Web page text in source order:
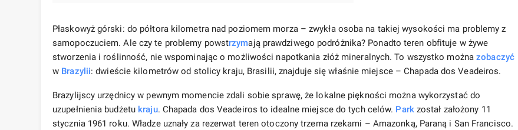
Płaskowyż górski: do półtora kilometra nad poziomem morza – zwykła osoba na takiej wysokości ma problemy z
samopoczuciem. Ale czy te problemy powstrzymają prawdziwego podróżnika? Ponadto teren obfituje w żywe
stworzenia i roślinność, nie wspominając o możliwości napotkania złóż mineralnych. To wszystko możnazobaczyć
w Brazylii: dwieście kilometrów od stolicy kraju, Brasilii, znajduje się właśnie miejsce – Chapada dos Veadeiros.
Brazylijscy urzędnicy w pewnym momencie zdali sobie sprawę, że lokalne piękności można wykorzystać do
uzupełnienia budżetu kraju. Chapada dos Veadeiros to idealne miejsce do tych celów. Parkzostał założony 11
stycznia 1961 roku. Władze uznały za rezerwat teren otoczony trzema rzekami – Amazonką, Paraną i San Francisco.